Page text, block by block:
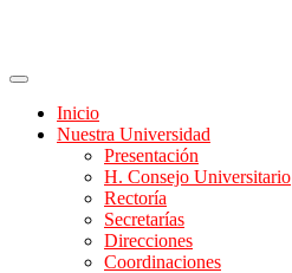
Inicio
Nuestra Universidad
Presentación
H. Consejo Universitario
Rectoría
Secretarías
Direcciones
Coordinaciones